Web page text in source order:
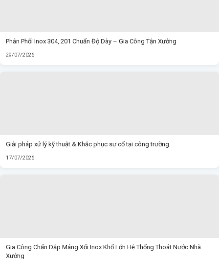
Phân Phối Inox 304, 201 Chuẩn Độ Dày – Gia Công Tận Xưởng
29/07/2026
Giải pháp xử lý kỹ thuật & Khắc phục sự cố tại công trường
17/07/2026
Gia Công Chấn Dập Máng Xối Inox Khổ Lớn Hệ Thống Thoát Nước Nhà
Xưởng